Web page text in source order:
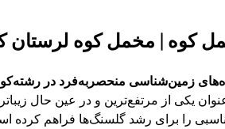
کوه | مخمل کوه لرستان
زمین‌شناسی منحصربه‌فرد در
یکی از مرتفع‌ترین و در عین حال
را برای رشد گلسنگ‌ها فراهم کرده